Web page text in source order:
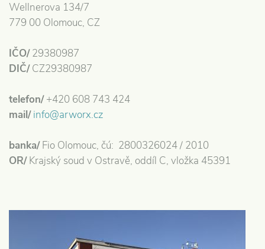
Wellnerova 134/7
779 00 Olomouc, CZ
IČO/29380987
DIČ/CZ29380987
telefon/+420 608 743 424
mail/ info@arworx.cz
banka/Fio Olomouc, čú: 2800326024 / 2010
OR/Krajský soud v Ostravě, oddíl C, vložka 45391